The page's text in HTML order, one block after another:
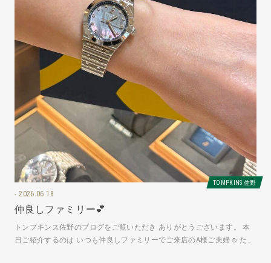
TOMPKINS 佐野
2026.06.18
仲良しファミリー💕
トンプキンス佐野のブログをご覧いただき ありがとうございます。 本
日ご紹介するのは いつも仲良しファミリーでご来店のA様ご夫婦☺ たく